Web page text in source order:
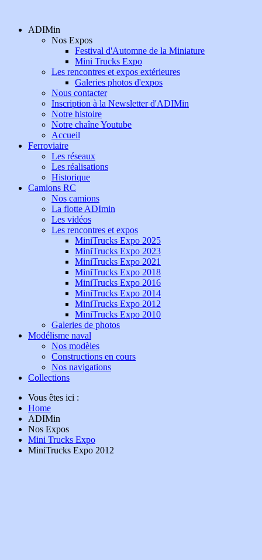
ADIMin
Nos Expos
Festival d'Automne de la Miniature
Mini Trucks Expo
Les rencontres et expos extérieures
Galeries photos d'expos
Nous contacter
Inscription à la Newsletter d'ADIMin
Notre histoire
Notre chaîne Youtube
Accueil
Ferroviaire
Les réseaux
Les réalisations
Historique
Camions RC
Nos camions
La flotte ADImin
Les vidéos
Les rencontres et expos
MiniTrucks Expo 2025
MiniTrucks Expo 2023
MiniTrucks Expo 2021
MiniTrucks Expo 2018
MiniTrucks Expo 2016
MiniTrucks Expo 2014
MiniTrucks Expo 2012
MiniTrucks Expo 2010
Galeries de photos
Modélisme naval
Nos modèles
Constructions en cours
Nos navigations
Collections
Vous êtes ici :
Home
ADIMin
Nos Expos
Mini Trucks Expo
MiniTrucks Expo 2012